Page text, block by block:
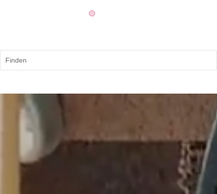
Finden